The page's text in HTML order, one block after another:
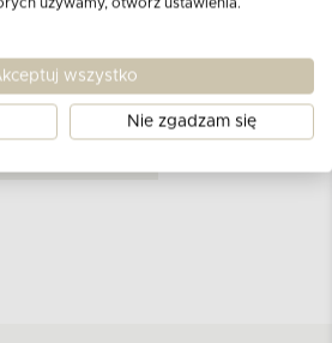
pierwszą?
wszystko
Nie zgadzam się